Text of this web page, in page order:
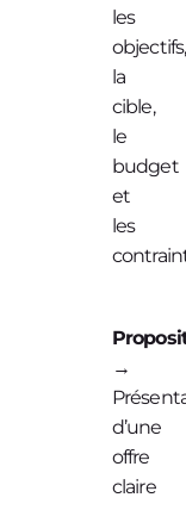
les
objectifs,
la
cible,
le
budget
et
les
→
d’une
offre
claire